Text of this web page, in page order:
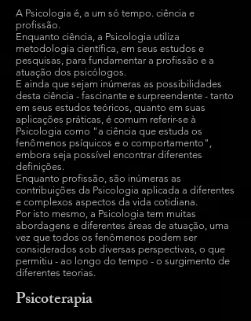
A Psicologia é, a um só tempo. ciência e
profissão.
Enquanto ciência, a Psicologia utiliza
metodologia científica, em seus estudos e
pesquisas, para fundamentar a profissão e a
atuação dos psicólogos.
E ainda que sejam inúmeras as possibilidades
desta ciência - fascinante e surpreendente - tanto
em seus estudos teóricos, quanto em suas
aplicações práticas, é comum referir-se à
Psicologia como "a ciência que estuda os
fenômenos psíquicos e o comportamento",
embora seja possível encontrar diferentes
definições.
Enquanto profissão, são inúmeras as
contribuições da Psicologia aplicada a diferentes
e complexos aspectos da vida cotidiana.
Por isto mesmo, a Psicologia tem muitas
abordagens e diferentes áreas de atuação, uma
vez que todos os fenômenos podem ser
considerados sob diversas perspectivas, o que
permitiu - ao longo do tempo - o surgimento de
diferentes teorias.
Psicoterapia